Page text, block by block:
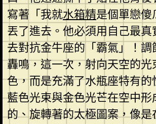
寫著「我就水箱精是個單戀傻
丟了進去。他必須用自己最真
去對抗金牛座的「霸氣」！調
轟鳴，這一次，射向天空的
色，而是充滿了水瓶座特有
藍色光束與金色光芒在空中形
的、旋轉著的太極圖案，像是